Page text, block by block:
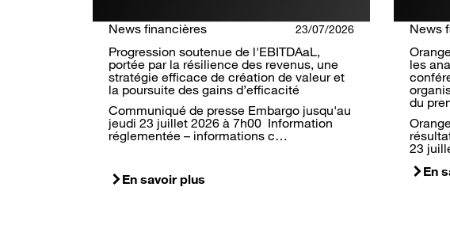
News financières 23/07/2026
Progression soutenue de l'EBITDAaL,
portée par la résilience des revenus, une
stratégie efficace de création de valeur et
la poursuite des gains d’efficacité
Communiqué de presse Embargo jusqu'au
jeudi 23 juillet 2026 à 7h00 Information
réglementée – informations c…
En savoir plus
News
les
du
23
En